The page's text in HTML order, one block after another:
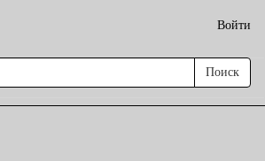
Войти
Поиск